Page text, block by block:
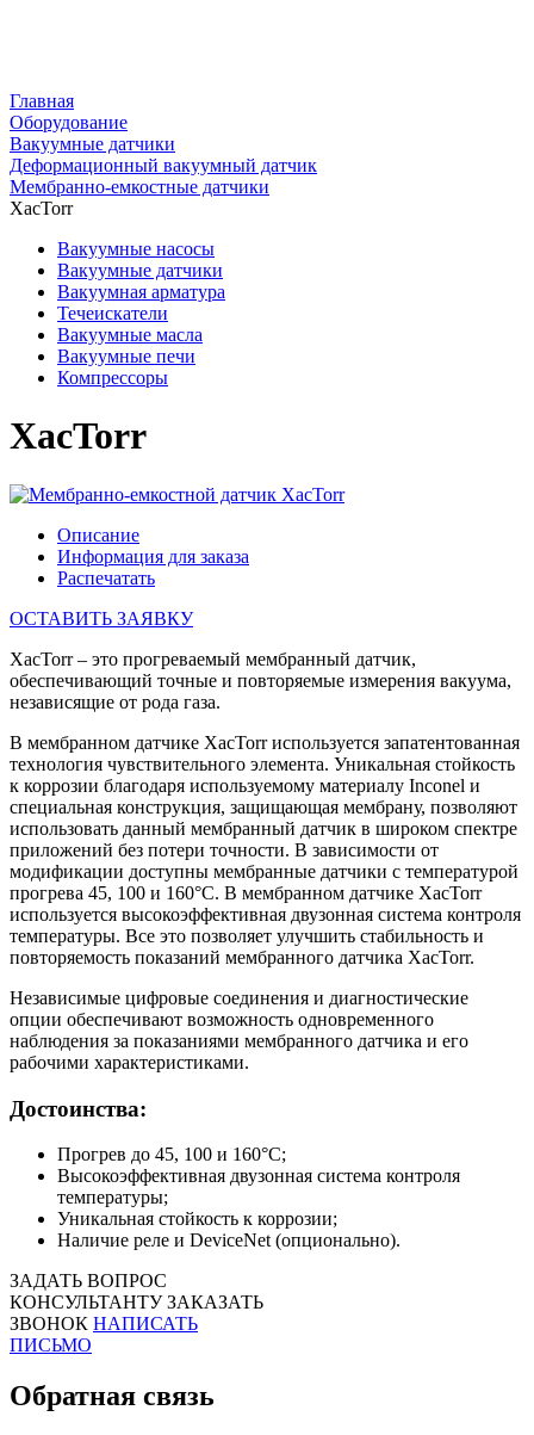
Главная
Оборудование
Вакуумные датчики
Деформационный вакуумный датчик
Мембранно-емкостные датчики
XacTorr
Вакуумные насосы
Вакуумные датчики
Вакуумная арматура
Течеискатели
Вакуумные масла
Вакуумные печи
Компрессоры
XacTorr
Описание
Информация для заказа
Распечатать
ОСТАВИТЬ ЗАЯВКУ
XacTorr – это прогреваемый мембранный датчик,
обеспечивающий точные и повторяемые измерения вакуума,
независящие от рода газа.
В мембранном датчике XacTorr используется запатентованная
технология чувствительного элемента. Уникальная стойкость
к коррозии благодаря используемому материалу Inconel и
специальная конструкция, защищающая мембрану, позволяют
использовать данный мембранный датчик в широком спектре
приложений без потери точности. В зависимости от
модификации доступны мембранные датчики с температурой
прогрева 45, 100 и 160°С. В мембранном датчике XacTorr
используется высокоэффективная двузонная система контроля
температуры. Все это позволяет улучшить стабильность и
повторяемость показаний мембранного датчика XacTorr.
Независимые цифровые соединения и диагностические
опции обеспечивают возможность одновременного
наблюдения за показаниями мембранного датчика и его
рабочими характеристиками.
Достоинства:
Прогрев до 45, 100 и 160°С;
Высокоэффективная двузонная система контроля
температуры;
Уникальная стойкость к коррозии;
Наличие реле и DeviceNet (опционально).
ЗАДАТЬ ВОПРОС
КОНСУЛЬТАНТУ ЗАКАЗАТЬ
ЗВОНОК НАПИСАТЬ
ПИСЬМО
Обратная связь